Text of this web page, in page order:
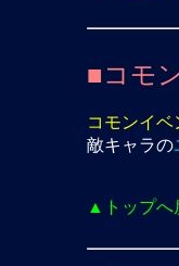
■コモ
コモンイ
敵キャラの
▲トップへ